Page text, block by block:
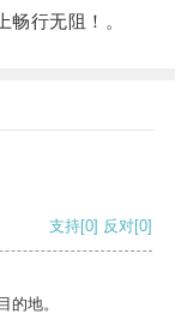
行无阻！。
支持[0] 反对[0]
的地。